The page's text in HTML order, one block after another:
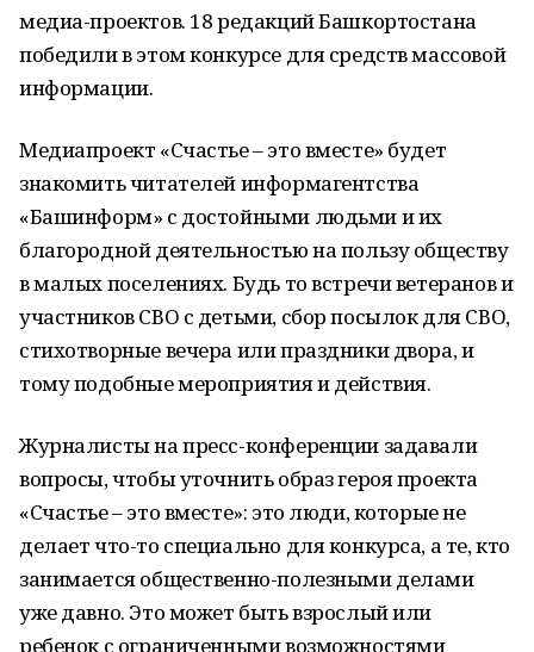
медиа-проектов. 18 редакций Башкортостана
победили в этом конкурсе для средств массовой
информации.
Медиапроект «Счастье – это вместе» будет
знакомить читателей информагентства
«Башинформ» с достойными людьми и их
благородной деятельностью на пользу обществу
в малых поселениях. Будь то встречи ветеранов и
участников СВО с детьми, сбор посылок для СВО,
стихотворные вечера или праздники двора, и
тому подобные мероприятия и действия.
Журналисты на пресс-конференции задавали
вопросы, чтобы уточнить образ героя проекта
«Счастье – это вместе»: это люди, которые не
делает что-то специально для конкурса, а те, кто
занимается общественно-полезными делами
уже давно. Это может быть взрослый или
ребенок с ограниченными возможностями